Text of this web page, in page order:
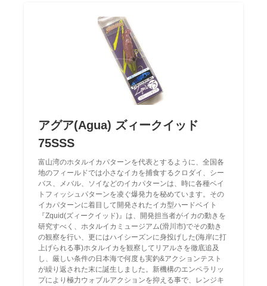
アグア(Agua) ズィークイッド
75SSS
富山湾のホタルイカパターンを代表とするように、全国各
地のフィールドでは小さなイカを捕食するクロダイ、シー
バス、メバル、ソイなどのイカパターンは、時に各種ベイ
トフィッシュパターンを凌ぐ爆発力を秘めています。その
イカパターンに着目して開発されたイカ型ハードベイト
『Zquid(ズィークイッド)』は、開発担当者がイカの動きを
研究すべく、ホタルイカミュージアム(滑川市)でその動き
の観察を行い、更にはハイシーズンに身投げした(海岸に打
上げられる事)ホタルイカを観察してリアルさを徹底追及
し、厳しい条件の日本海で何度も実釣&アクションテスト
が繰り返された末に誕生しました。新機構のエンペラリッ
プにより極力ウォブルアクションを抑える事で、レンジキ